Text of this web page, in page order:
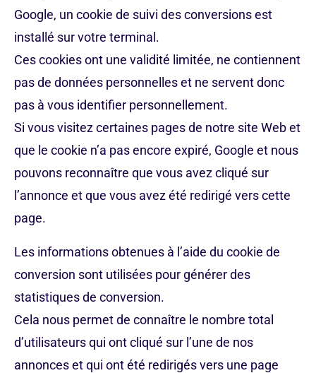
Google, un cookie de suivi des conversions est
installé sur votre terminal.
Ces cookies ont une validité limitée, ne contiennent
pas de données personnelles et ne servent donc
pas à vous identifier personnellement.
Si vous visitez certaines pages de notre site Web et
que le cookie n’a pas encore expiré, Google et nous
pouvons reconnaître que vous avez cliqué sur
l’annonce et que vous avez été redirigé vers cette
page.
Les informations obtenues à l’aide du cookie de
conversion sont utilisées pour générer des
statistiques de conversion.
Cela nous permet de connaître le nombre total
d’utilisateurs qui ont cliqué sur l’une de nos
annonces et qui ont été redirigés vers une page